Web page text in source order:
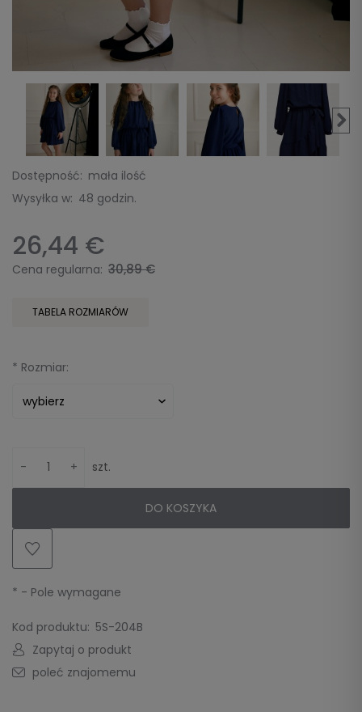
Dostępność: mała ilość
Wysyłka w: 48 godzin.
26,44 €
Cena regularna: 30,89 €
TABELA ROZMIARÓW
* Rozmiar:
- + szt.
DO KOSZYKA
* - Pole wymagane
Kod produktu: 5S-204B
Zapytaj o produkt
poleć znajomemu